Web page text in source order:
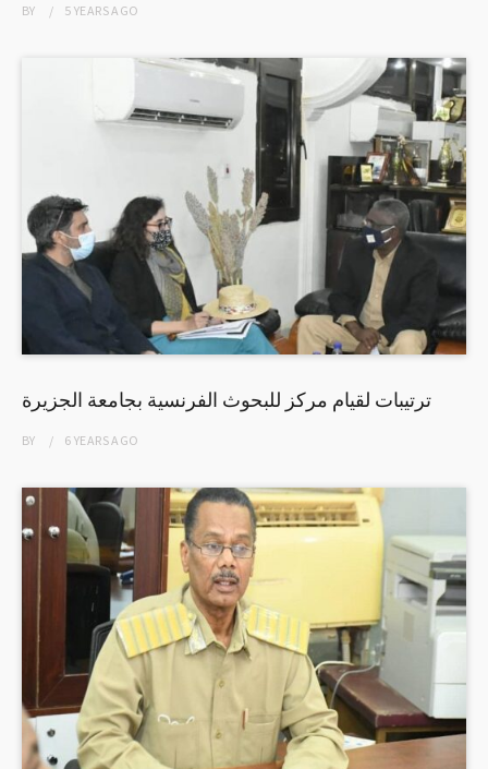
BY 5 YEARSAGO
ترتيبات لقيام مركز للبحوث الفرنسية بجامعة الجزيرة
BY 6 YEARSAGO